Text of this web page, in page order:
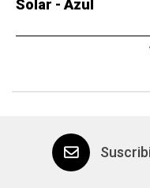
Solar - Azul